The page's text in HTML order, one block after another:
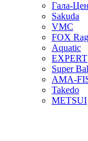
Гала-
Sakuda
VMC
FOX
Aquatic
EXPERT
Super
AMA-
Takedo
METSUI